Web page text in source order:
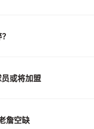
或将加盟
詹空缺